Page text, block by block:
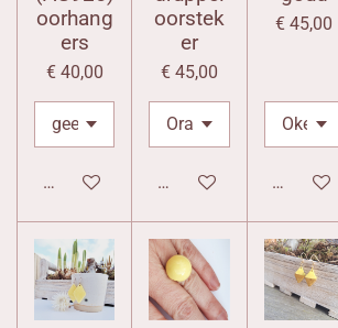
oorhang
ers
€ 40,00
In winkelwagen
oorstek
er
€ 45,00
In winkelwagen
€ 45,00
In